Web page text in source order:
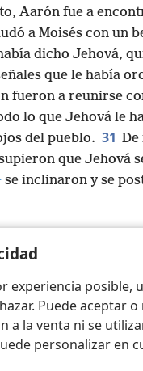
experiencia posible,
Puede aceptar o
a la venta ni se
personalizar en
Aarón fue a
a Moisés con un
dicho Jehová,
que le había
fueron a reunirse
lo que Jehová le
del pueblo. 31 De
que Jehová
se inclinaron y se
Bible and Tract Society of